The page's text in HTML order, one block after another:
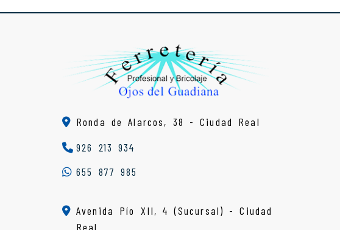
Ronda de Alarcos, 38 -Ciudad Real
926 213 934
655 877 985
Avenida Pío XII, 4 (Sucursal) - Ciudad
Real